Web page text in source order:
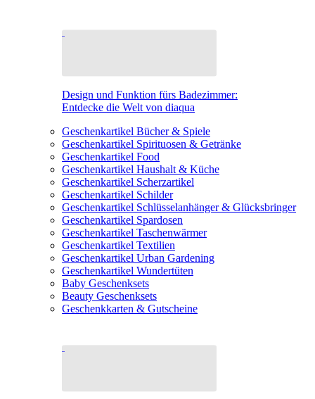
Design und Funktion fürs Badezimmer:
Entdecke die Welt von diaqua
Geschenkartikel Bücher & Spiele
Geschenkartikel Spirituosen & Getränke
Geschenkartikel Food
Geschenkartikel Haushalt & Küche
Geschenkartikel Scherzartikel
Geschenkartikel Schilder
Geschenkartikel Schlüsselanhänger & Glücksbringer
Geschenkartikel Spardosen
Geschenkartikel Taschenwärmer
Geschenkartikel Textilien
Geschenkartikel Urban Gardening
Geschenkartikel Wundertüten
Baby Geschenksets
Beauty Geschenksets
Geschenkkarten & Gutscheine